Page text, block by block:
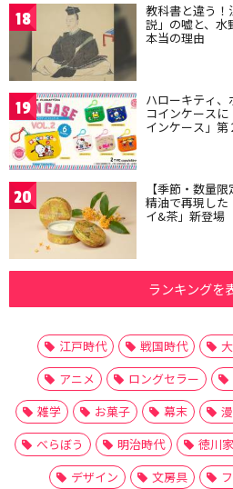
18 教科書と違う
説」の嘘と、水
本当の理由
19 ハローキティ
コインケース
インケース」第
20 【季節・数量
精油で再現した
イ&茶」新登場
ランキングを
江戸時代 戦国時代
アニメ
ロングセラー
雑学
お菓子 幕末
べらぼう
明治時代 徳川
デザイン
文房具